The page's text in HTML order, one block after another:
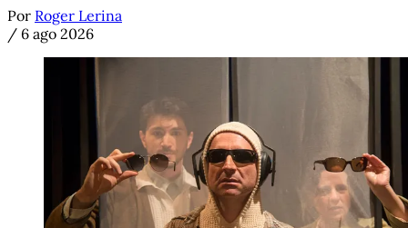
Por Roger Lerina
/ 6 ago 2026